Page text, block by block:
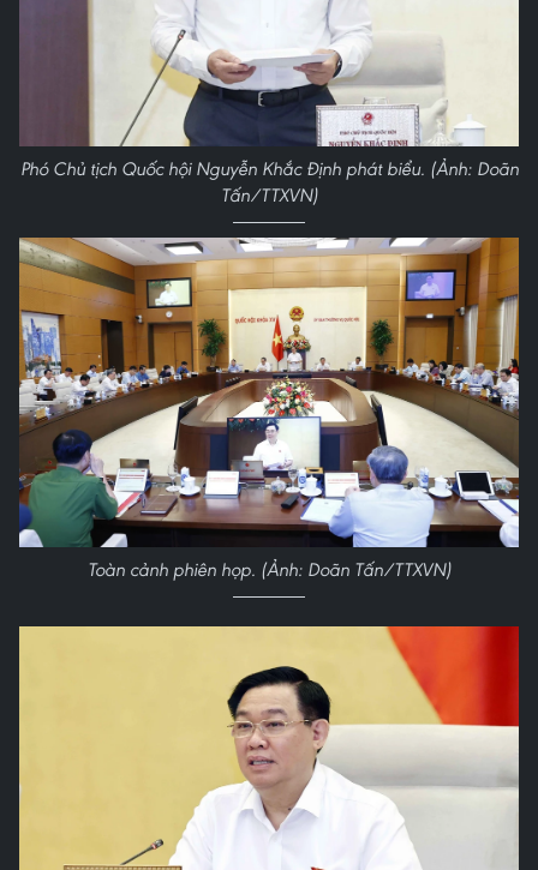
Phó Chủ tịch Quốc hội Nguyễn Khắc Định phát biểu. (Ảnh: Doãn
Tấn/TTXVN)
Toàn cảnh phiên họp. (Ảnh: Doãn Tấn/TTXVN)